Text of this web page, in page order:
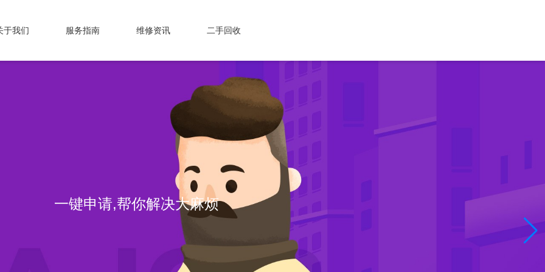
于我们 服务指南 维修资讯 二手回收
一键申请,帮你解决大麻烦